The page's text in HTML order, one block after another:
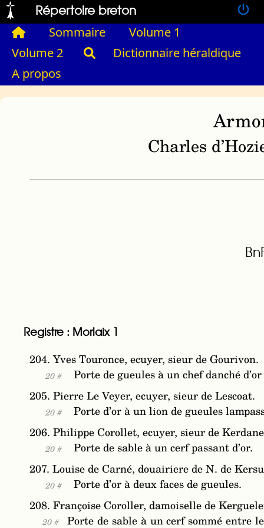
Répertoire breton
Sommaire
Volume 1
Volume 2
Dictionnaire héraldique
A propos
Charles
Registre : Morlaix 1
204. Yves Touronce, ecuyer, sieur de Gourivon.
20 #
Porte de gueules à un chef danché
205. Pierre Le Veyer, ecuyer, sieur de Lescoat.
20 #
Porte d’or à un lion de gueules
206. Philippe Corollet, ecuyer, sieur de
20 #
Porte de sable à un cerf passant d’or.
207. Louise de Carné, douairiere de N. de
20 #
Porte d’or à deux faces de gueules.
208. Françoise Coroller, damoiselle de
20 #
Porte de sable à un cerf sommé entre